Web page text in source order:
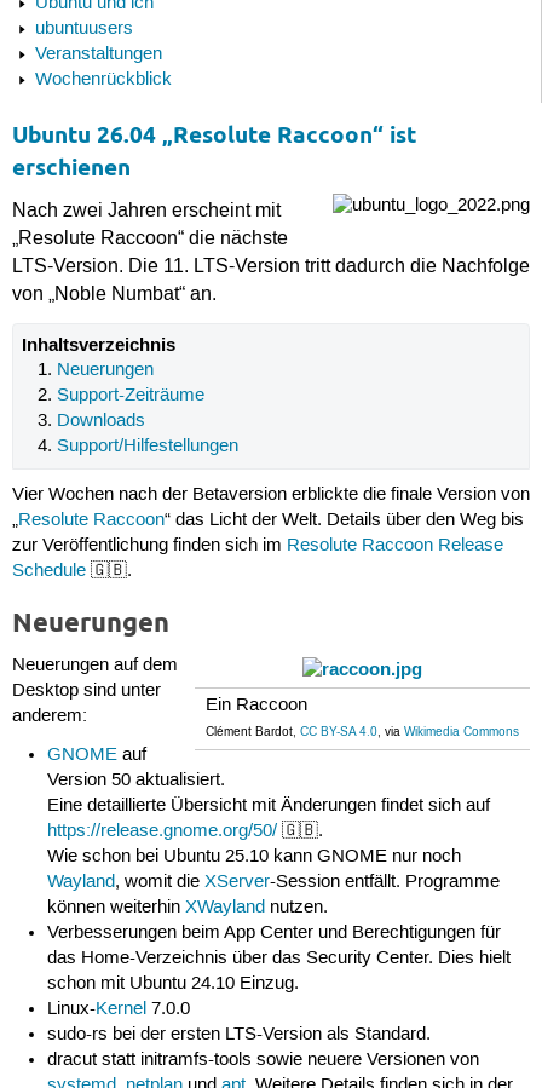
ubuntuusers
Veranstaltungen
Wochenrückblick
Ubuntu 26.04 „Resolute Raccoon“ ist
erschienen
Nach zwei Jahren erscheint mit
„Resolute Raccoon“ die nächste
LTS-Version. Die 11. LTS-Version tritt dadurch die Nachfolge
von „Noble Numbat“ an.
Inhaltsverzeichnis
Neuerungen
Support-Zeiträume
Downloads
Support/Hilfestellungen
Vier Wochen nach der Betaversion erblickte die finale Version von
„Resolute Raccoon“ das Licht der Welt. Details über den Weg bis
zur Veröffentlichung finden sich im Resolute Raccoon Release
Schedule🇬🇧.
Neuerungen
Ein Raccoon
Clément Bardot,CC BY-SA 4.0, viaWikimedia Commons
Neuerungen auf dem
Desktop sind unter
anderem:
GNOME auf
Version 50 aktualisiert.
Eine detaillierte Übersicht mit Änderungen findet sich auf
https://release.gnome.org/50/ 🇬🇧.
Wie schon bei Ubuntu 25.10 kann GNOME nur noch
Wayland, womit dieXServer-Session entfällt. Programme
können weiterhinXWayland nutzen.
Verbesserungen beim App Center und Berechtigungen für
das Home-Verzeichnis über das Security Center. Dies hielt
schon mit Ubuntu 24.10 Einzug.
Linux-Kernel 7.0.0
sudo-rs bei der ersten LTS-Version als Standard.
dracut statt initramfs-tools sowie neuere Versionen von